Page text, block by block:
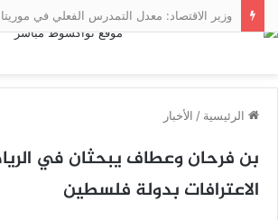
الرئيسية / الأخبار
بن فرحان وعطاف يبحثان في
الاعترافات بدولة فلسطين